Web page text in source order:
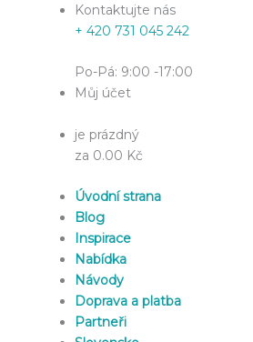
Kontaktujte nás
+ 420 731 045 242
Po-Pá: 9:00 -17:00
Můj účet
je prázdný
za 0.00 Kč
Úvodní strana
Blog
Inspirace
Nabídka
Návody
Doprava a platba
Partneři